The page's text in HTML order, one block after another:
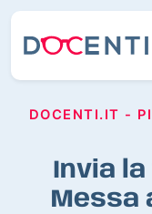
DOCENTI.IT -
Invia
Messa